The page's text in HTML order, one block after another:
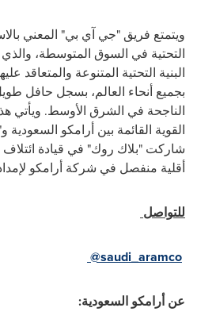
ويتمتع فريق "جي آي بي" المعني
التحتية في السوق المتوسطة،
البنية التحتية المتنوعة والمتعاقد
بجميع أنحاء العالم، بسجل حافل
الناجحة في الشرق الأوسط. ويأتي هذا
شاركت "بلاك روك" في قيادة
أقلية منفصل في شركة أرامكو
للتواصل
@saudi_aramco
عن أرامكو السعودية: